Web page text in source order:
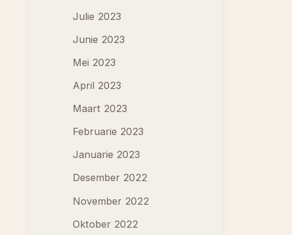
Julie 2023
Junie 2023
Mei 2023
April 2023
Maart 2023
Februarie 2023
Januarie 2023
Desember 2022
November 2022
Oktober 2022